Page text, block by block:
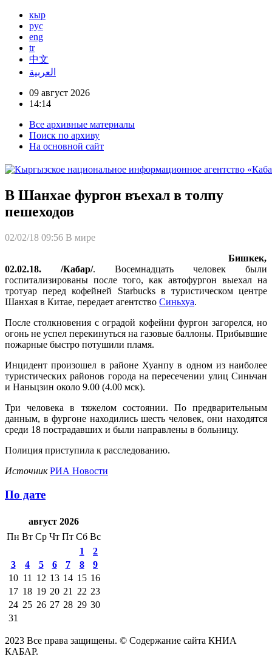
кыр
рус
eng
tr
中文
العربية
09 август 2026
14:14
Все архивные материалы
Поиск по архиву
На основной сайт
В Шанхае фургон въехал в толпу
пешеходов
02/02/18 09:56 В мире
Бишкек,
02.02.18. /Кабар/. Восемнадцать человек были
госпитализированы после того, как автофургон выехал на
тротуар перед кофейней Starbucks в туристическом центре
Шанхая в Китае, передает агентство Синьхуа.
После столкновения с оградой кофейни фургон загорелся, но
огонь не успел перекинуться на газовые баллоны. Прибывшие
пожарные быстро потушили пламя.
Инцидент произошел в районе Хуанпу в одном из наиболее
туристических районов города на пересечении улиц Синьчан
и Наньцзин около 9.00 (4.00 мск).
Три человека в тяжелом состоянии. По предварительным
данным, в фургоне находились шесть человек, они находятся
среди 18 пострадавших и были направлены в больницу.
Полиция приступила к расследованию.
ИсточникРИА Новости
По дате
август 2026
Пн Вт Ср Чт Пт Сб Вс
1
2
3
4 5 6 7 8
9
10 11 12 13 14 15 16
17 18 19 20 21 22 23
24 25 26 27 28 29 30
31
2023 Все права защищены. © Содержание сайта КНИА
КАБАР.